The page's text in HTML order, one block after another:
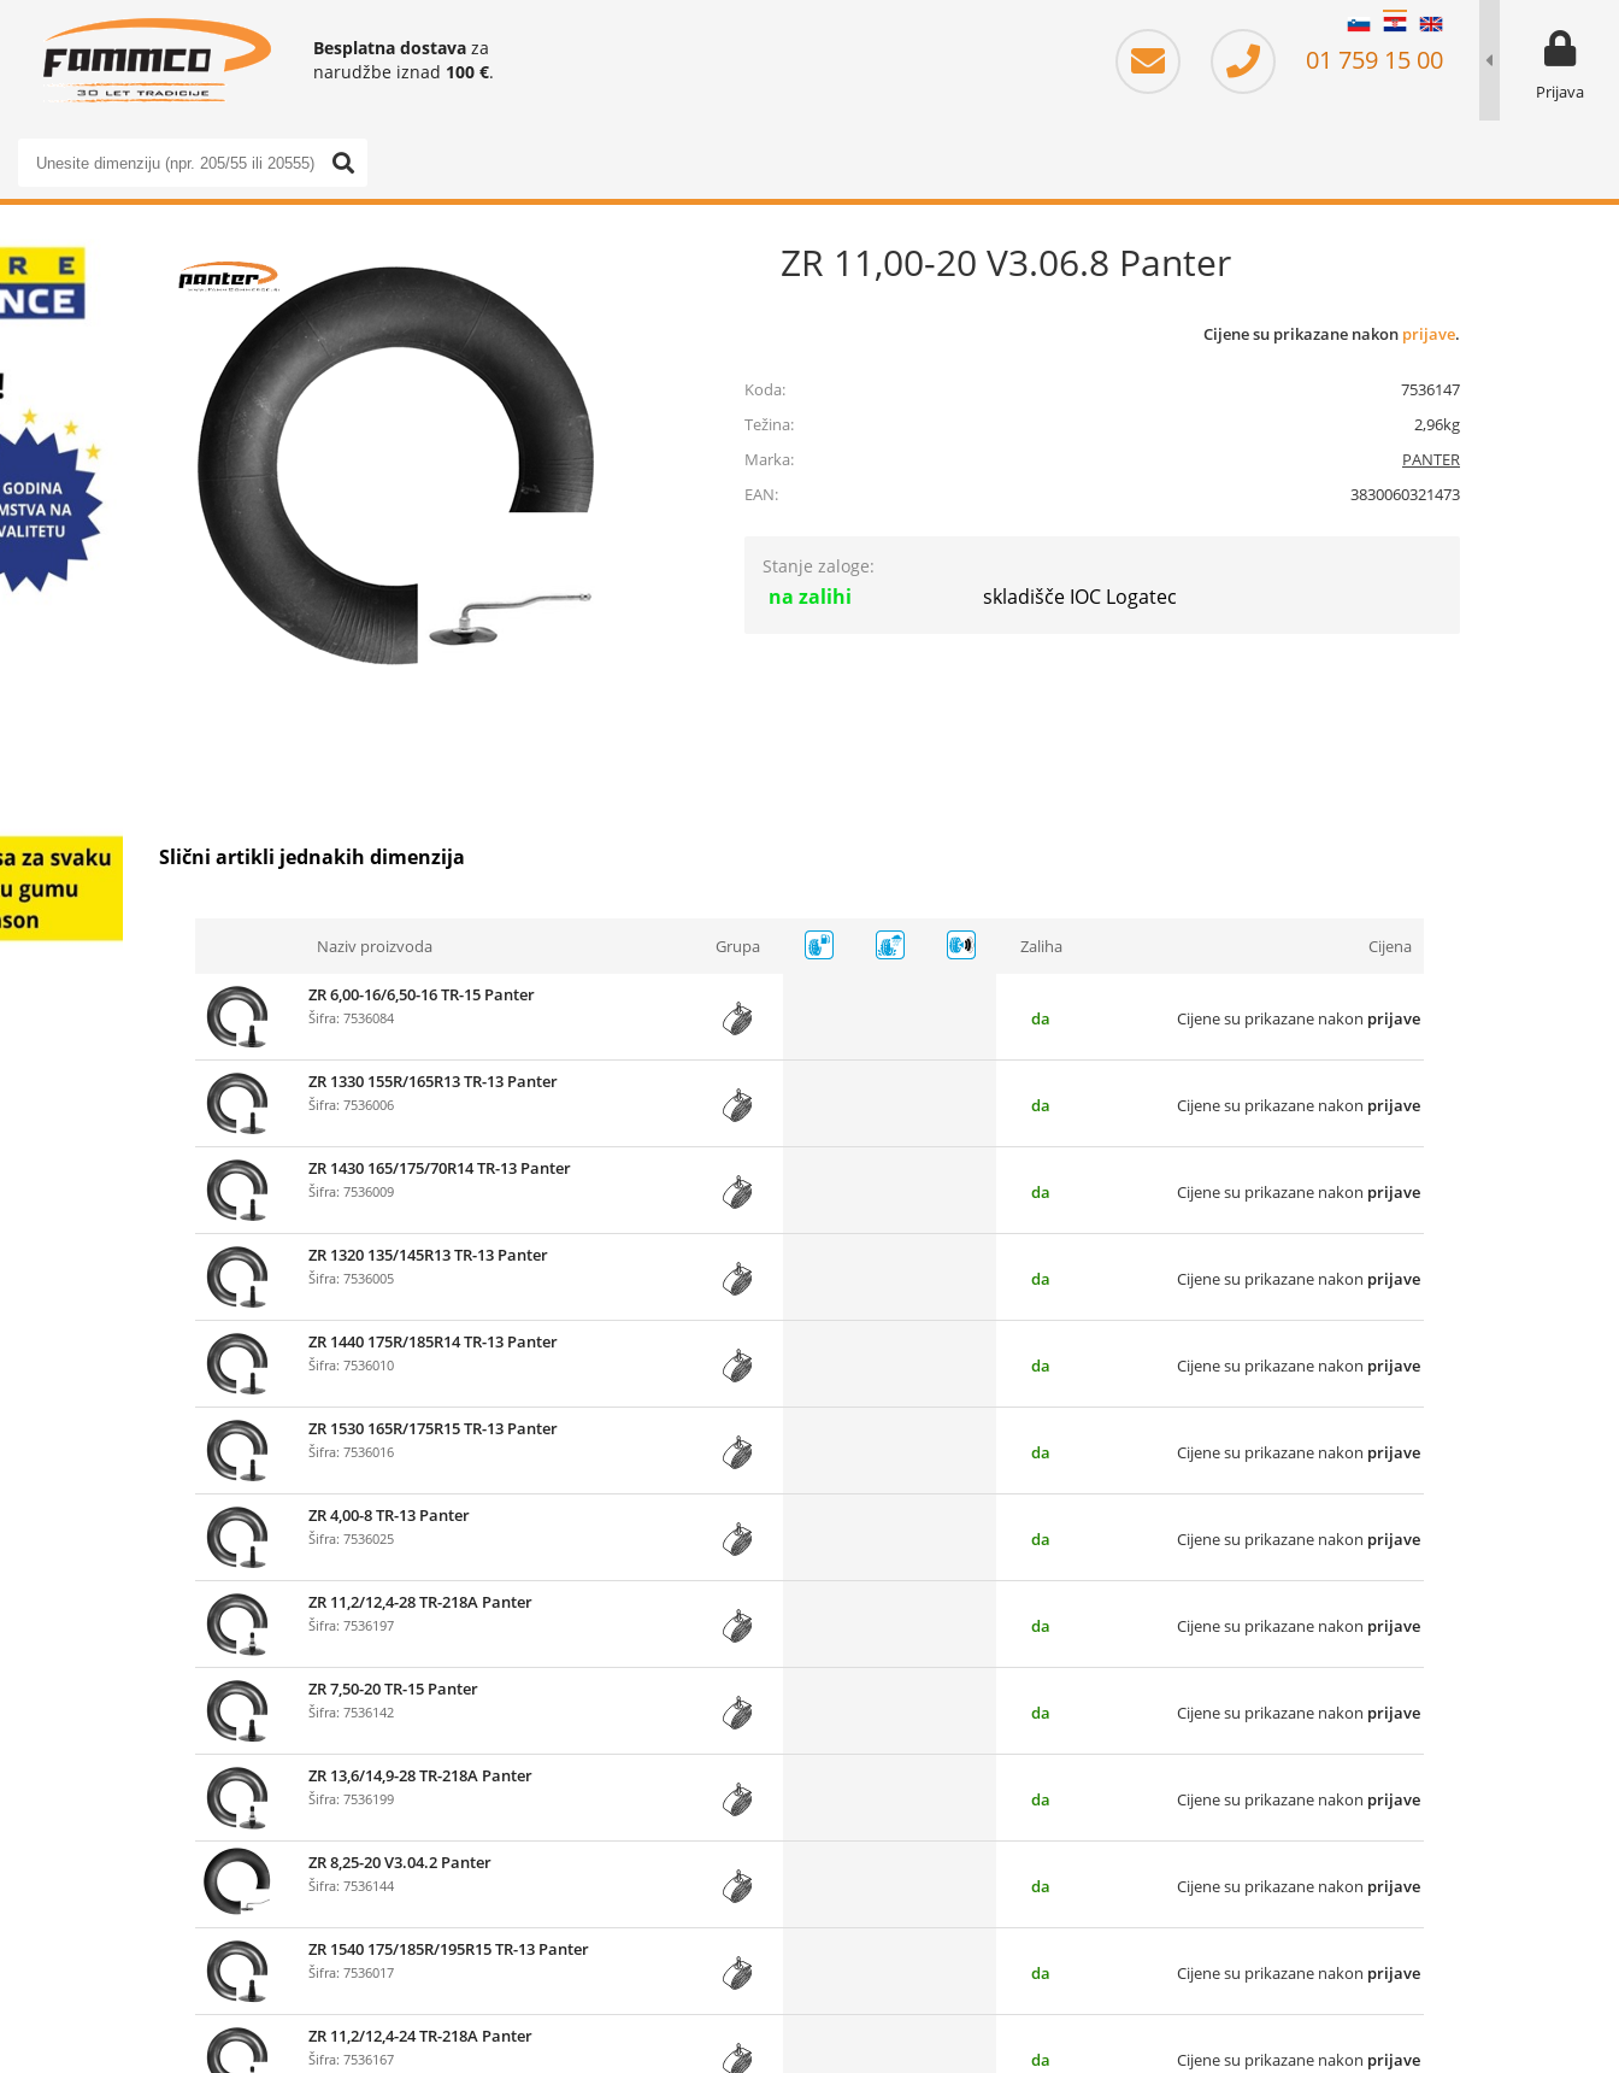
01 759 15 00
prikaz
Prijava
Besplatna dostava za
narudžbe iznad 100 €.
ZR 11,00-20 V3.06.8 Panter
Cijene su prikazane nakon prijave.
Koda:
7536147
Težina:
2,96kg
Marka:
PANTER
EAN:
3830060321473
Stanje zaloge:
na zalihi skladišče IOC Logatec
Slični artikli jednakih dimenzija
Naziv proizvoda Grupa Zaliha Cijena
ZR 6,00-16/6,50-16 TR-15 Panter
Šifra: 7536084 da Cijene su prikazane nakon prijave
ZR 1330 155R/165R13 TR-13 Panter
Šifra: 7536006 da Cijene su prikazane nakon prijave
ZR 1430 165/175/70R14 TR-13 Panter
Šifra: 7536009 da Cijene su prikazane nakon prijave
ZR 1320 135/145R13 TR-13 Panter
Šifra: 7536005 da Cijene su prikazane nakon prijave
ZR 1440 175R/185R14 TR-13 Panter
Šifra: 7536010 da Cijene su prikazane nakon prijave
ZR 1530 165R/175R15 TR-13 Panter
Šifra: 7536016 da Cijene su prikazane nakon prijave
ZR 4,00-8 TR-13 Panter
Šifra: 7536025 da Cijene su prikazane nakon prijave
ZR 11,2/12,4-28 TR-218A Panter
Šifra: 7536197 da Cijene su prikazane nakon prijave
ZR 7,50-20 TR-15 Panter
Šifra: 7536142 da Cijene su prikazane nakon prijave
ZR 13,6/14,9-28 TR-218A Panter
Šifra: 7536199 da Cijene su prikazane nakon prijave
ZR 8,25-20 V3.04.2 Panter
Šifra: 7536144 da Cijene su prikazane nakon prijave
ZR 1540 175/185R/195R15 TR-13 Panter
Šifra: 7536017 da Cijene su prikazane nakon prijave
ZR 11,2/12,4-24 TR-218A Panter
Šifra: 7536167 da Cijene su prikazane nakon prijave